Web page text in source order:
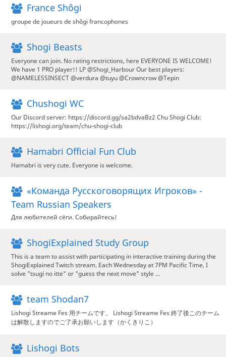
France Shôgi
groupe de joueurs de shôgi francophones
Shogi Beasts
Everyone can join. No rating restrictions, here EVERYONE IS WELCOME!
We have 1 PRO player!! LP @Shogi_Harbour Our best players:
@NAMELESSINSECT @verdura @tuyu @Crowncrow @Tepin
Chushogi WC
Our Discord server: https://discord.gg/sa2bdvaBz2 Chu Shogi Club:
https://lishogi.org/team/chu-shogi-club
Hamabri Official Fun Club
Hamabri is very cute. Everyone is welcome.
«Команда Русскоговорящих Игроков» -
Team Russian Speakers
Для любителей сёги. Собирайтесь!
ShogiExplained Study Group
This is a team to assist with participating in interactive training during the
ShogiExplained Twitch stream. Each Wednesday at 7PM Pacific Time, I
solve "tsugi no itte" or "guess the next move" style …
team Shodan7
Lishogi Streame Fes 用チームです。 Lishogi Streame Fes 終了後このチーム
は解散しますのでご了承お願いします（かくきりこ）
Lishogi Bots